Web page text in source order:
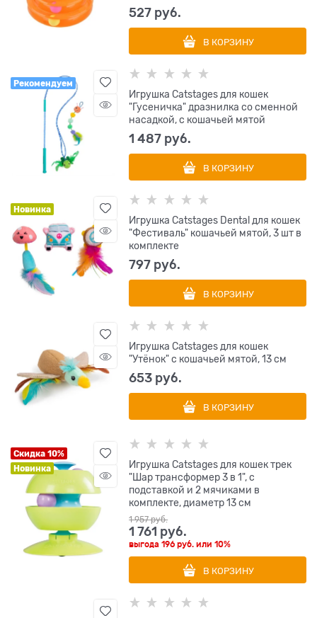
527 руб.
В КОРЗИНУ
Рекомендуем
Игрушка Catstages для кошек
"Гусеничка" дразнилка со сменной
насадкой, с кошачьей мятой
1 487 руб.
В КОРЗИНУ
Новинка
Игрушка Catstages Dental для кошек
"Фестиваль" кошачьей мятой, 3 шт в
комплекте
797 руб.
В КОРЗИНУ
Игрушка Catstages для кошек
"Утёнок" с кошачьей мятой, 13 см
653 руб.
В КОРЗИНУ
Скидка 10%
Новинка
Игрушка Catstages для кошек трек
"Шар трансформер 3 в 1", с
подставкой и 2 мячиками в
комплекте, диаметр 13 см
1 957 руб.
1 761 руб.
выгода196 руб. или10%
В КОРЗИНУ